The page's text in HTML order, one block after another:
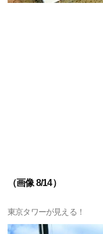
（画像 8/14）
東京タワーが見える！